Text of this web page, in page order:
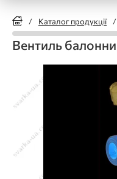
/ Каталог продукції /
Вентиль